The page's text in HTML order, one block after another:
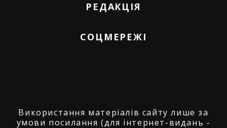
РЕДАКЦІЯ
СОЦМЕРЕЖІ
Використання матеріалів сайту лише за
умови посилання (для інтернет-видань -